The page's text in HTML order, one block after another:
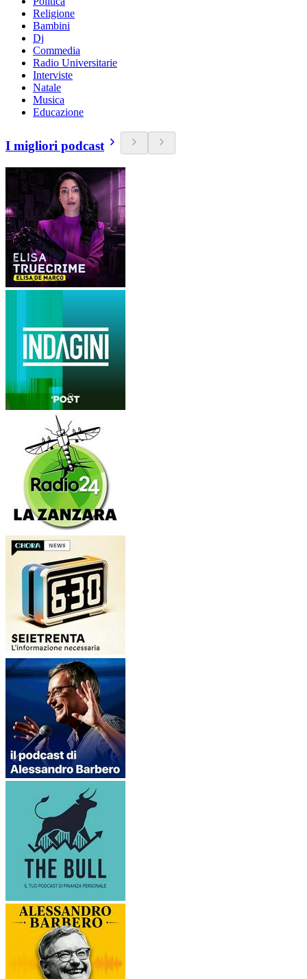
Religione
Bambini
Dj
Commedia
Radio Universitarie
Interviste
Natale
Musica
Educazione
I migliori podcast